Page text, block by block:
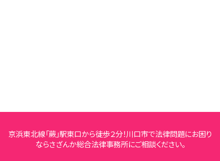
京浜東北線「蕨」駅東口から徒歩２分！川口市で法律問題にお困り
ならさざんか総合法律事務所にご相談ください。